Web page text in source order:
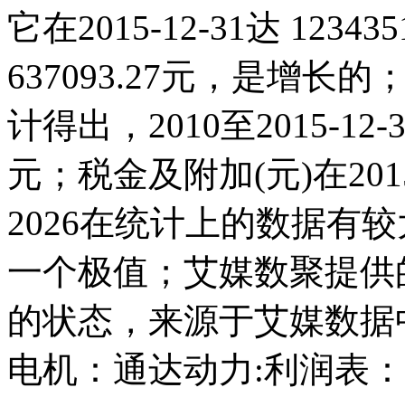
它在2015-12-31达
637093.27元，是增长的
计得出，2010至2015-
元；税金及附加(元)在
2026在统计上的数据有
一个极值；艾媒数聚提
的状态，来源于艾媒数
电机：通达动力:利润表